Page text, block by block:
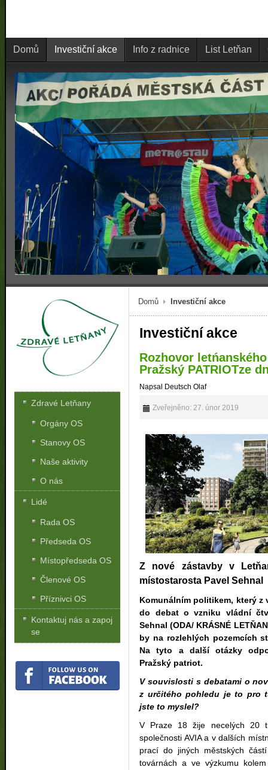
Domů Investiční akce Info z radnice List Letňan
Domů Investiční akce
Investiční akce
Rozhovor
Pražský PATRIOTze
Napsal Deutsch Olaf
Zveřejněno: 27. únor 2019
Z nové zástavby v
místostarosta Pavel Sehnal
Komunálním politikem, který
do debat o vzniku vládní
Sehnal (ODA/ KRÁSNÉ
by na rozlehlých pozemcích
Na tyto a další otázky
Pražský patriot.
V souvislosti s debatami o
z určitého pohledu je to pro
jste to myslel?
V Praze 18 žije necelých 20
společnosti AVIA a v dalších
prací do jiných městských
továrnách a ve výzkumu
Zdravé Letňany
Orgány OS
Stanovy OS
Naše aktivity
O nás
Lidé
Rada OS
Předseda OS
Místopředseda OS
Členové OS
Příznivci OS
Kontaktuj nás a zapoj
se